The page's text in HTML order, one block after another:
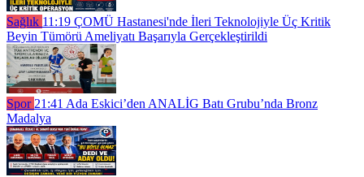
Sağlık 11:19 ÇOMÜ Hastanesi'nde İleri Teknolojiyle Üç Kritik
Beyin Tümörü Ameliyatı Başarıyla Gerçekleştirildi
Spor 21:41 Ada Eskici’den ANALİG Batı Grubu’nda Bronz
Madalya